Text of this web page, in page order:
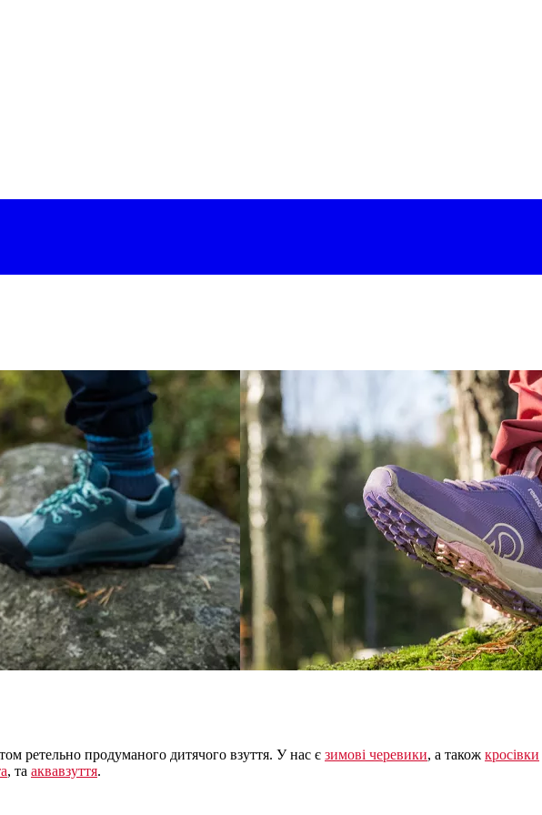
ретельно продуманого дитячого взуття. У нас є зимові черевики, а також кросівки
, та аквавзуття.